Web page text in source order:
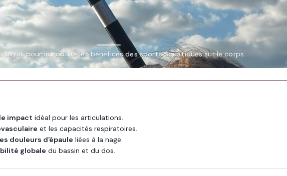
kayak pour introduire les bénéfices des sports aquatiques sur le corps.
impact idéal pour les articulations.
et les capacités respiratoires.
douleurs d'épaule liées à la nage.
globale du bassin et du dos.